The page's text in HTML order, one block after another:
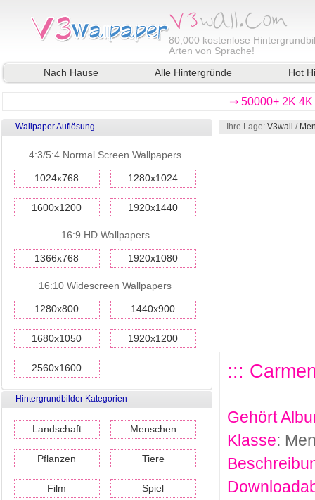
80,000 kostenlose
Arten von Sprache!
Nach Hause
Alle Hintergründe Hot
⇒ 50000+ 2K
Wallpaper Auflösung
4:3/5:4 Normal Screen Wallpapers
1024x768 1280x1024
1600x1200 1920x1440
16:9 HD Wallpapers
1366x768 1920x1080
16:10 Widescreen Wallpapers
1280x800 1440x900
1680x1050 1920x1200
2560x1600
Hintergrundbilder Kategorien
Landschaft Menschen
Pflanzen Tiere
Film Spiel
Ihre Lage: V3wall /
:::
Gehört
Klasse: